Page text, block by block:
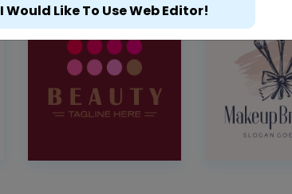
I Would Like To Use Web Editor!